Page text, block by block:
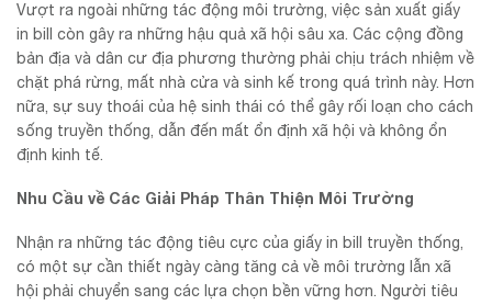
Vượt ra ngoài những tác động môi trường, việc sản xuất giấy
in bill còn gây ra những hậu quả xã hội sâu xa. Các cộng đồng
bản địa và dân cư địa phương thường phải chịu trách nhiệm về
chặt phá rừng, mất nhà cửa và sinh kế trong quá trình này. Hơn
nữa, sự suy thoái của hệ sinh thái có thể gây rối loạn cho cách
sống truyền thống, dẫn đến mất ổn định xã hội và không ổn
định kinh tế.
Nhu Cầu về Các Giải Pháp Thân Thiện Môi Trường
Nhận ra những tác động tiêu cực của giấy in bill truyền thống,
có một sự cần thiết ngày càng tăng cả về môi trường lẫn xã
hội phải chuyển sang các lựa chọn bền vững hơn. Người tiêu